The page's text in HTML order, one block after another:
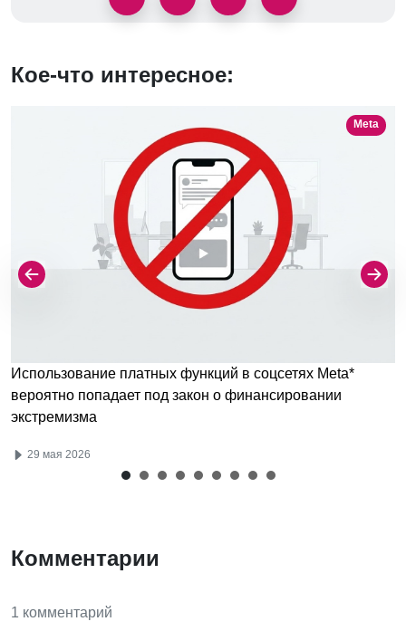
Кое-что интересное:
Meta
Использование платных функций в соцсетях Meta*
вероятно попадает под закон о финансировании
экстремизма
29 мая 2026
Комментарии
1 комментарий